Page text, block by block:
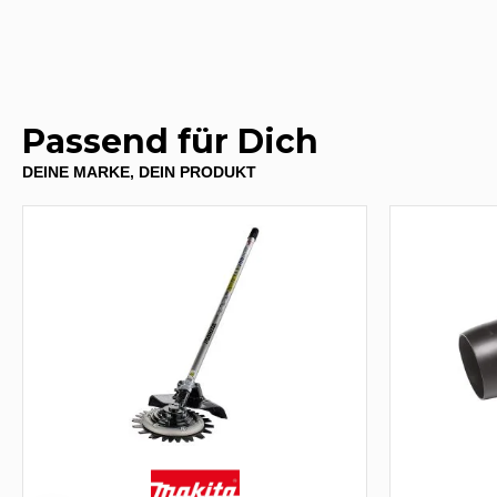
Passend für Dich
DEINE MARKE, DEIN PRODUKT